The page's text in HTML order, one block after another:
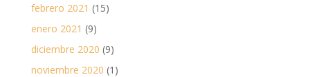
febrero 2021 (15)
enero 2021 (9)
diciembre 2020 (9)
noviembre 2020 (1)